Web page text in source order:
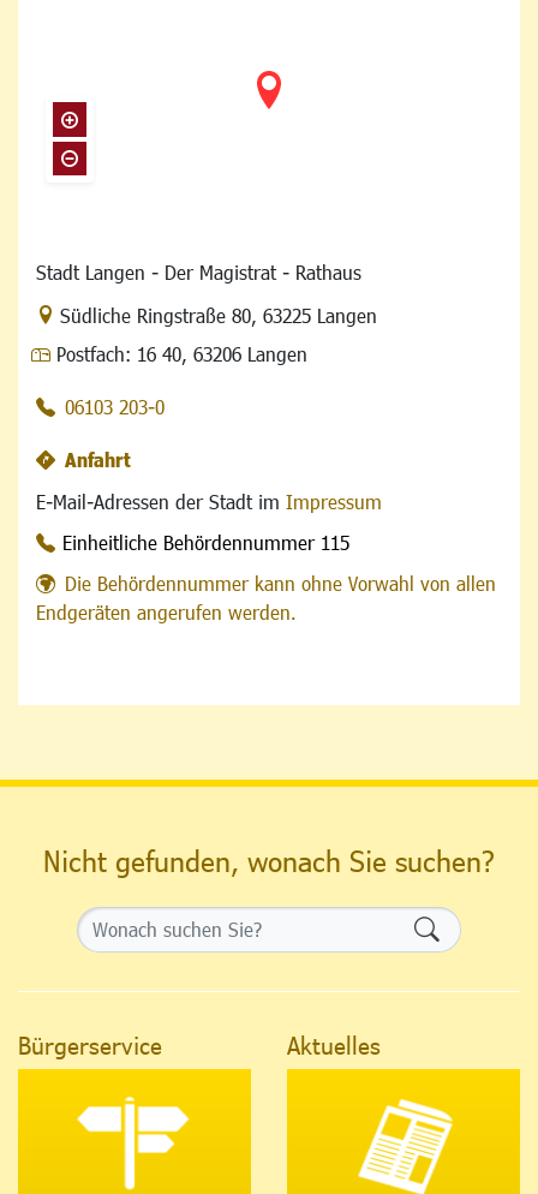
Stadt Langen - Der Magistrat - Rathaus
Link zur Google-Maps Navigation
Südliche Ringstraße 80, 63225 Langen
Postfach: 16 40, 63206 Langen
06103 203-0
Anfahrt
E-Mail-Adressen der Stadt im Impressum
Einheitliche Behördennummer 115
Die Behördennummer kann ohne Vorwahl von allen
Endgeräten angerufen werden.
Nicht gefunden, wonach Sie suchen?
Bürgerservice Aktuelles